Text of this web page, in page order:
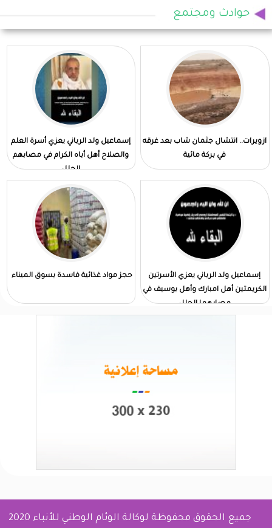
حوادث ومجتمع
ازويرات.. انتشال جثمان شاب بعد غرقه
في بركة مائية
إسماعيل ولد الرباني يعزي أسرة العلم
والصلاح أهل أباه الكرام في مصابهم
الجلل
إسماعيل ولد الرباني يعزي الأسرتين
الكريمتين أهل امبارك وأهل بوسيف في
مصابهما الجلل
حجز مواد غذائية فاسدة بسوق الميناء
جميع الحقوق محفوظة لوكالة الوئام الوطني للأنباء 2020